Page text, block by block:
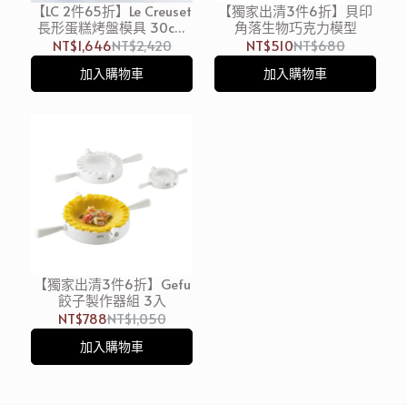
【LC 2件65折】Le Creuset
長形蛋糕烤盤模具 30cm
無盒
NT$1,646NT$2,420
加入購物車
【獨家出清3件6折】貝印
角落生物巧克力模型
NT$510NT$680
加入購物車
【獨家出清3件6折】Gefu
餃子製作器組 3入
NT$788NT$1,050
加入購物車